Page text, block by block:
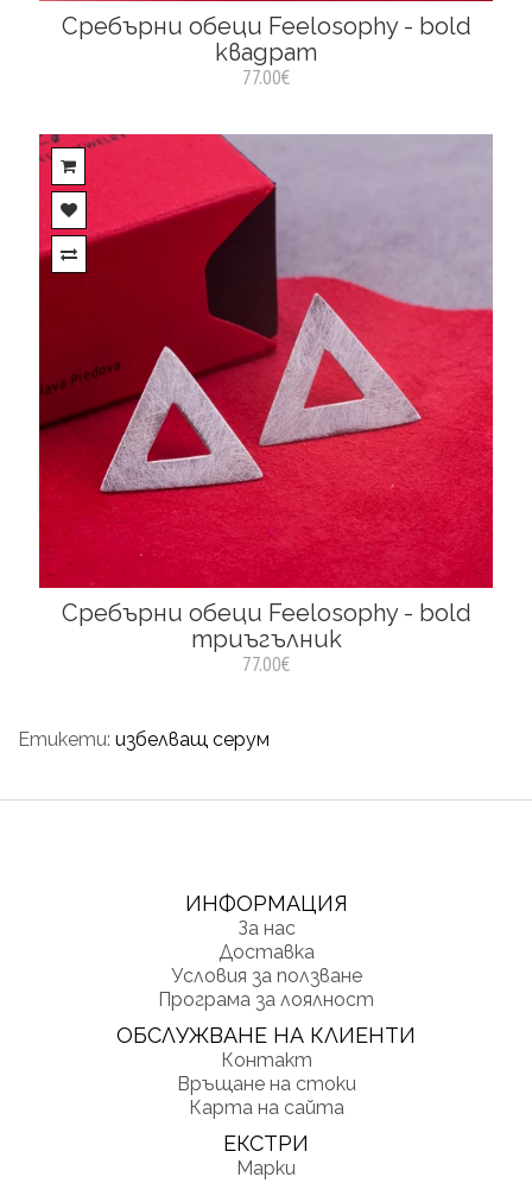
Сребърни обеци Feelosophy - bold
квадрат
77.00€
Сребърни обеци Feelosophy - bold
триъгълник
77.00€
Етикети: избелващ серум
ИНФОРМАЦИЯ
За нас
Доставка
Условия за ползване
Програма за лоялност
ОБСЛУЖВАНЕ НА КЛИЕНТИ
Контакт
Връщане на стоки
Карта на сайта
ЕКСТРИ
Марки